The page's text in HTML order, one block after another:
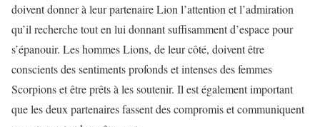
doivent donner à leur partenaire Lion l’attention et l’admiration
qu’il recherche tout en lui donnant suffisamment d’espace pour
s’épanouir. Les hommes Lions, de leur côté, doivent être
conscients des sentiments profonds et intenses des femmes
Scorpions et être prêts à les soutenir. Il est également important
que les deux partenaires fassent des compromis et communiquent